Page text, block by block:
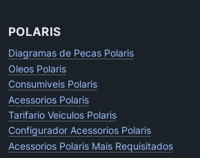
POLARIS
Diagramas de Pecas Polaris
Oleos Polaris
Consumiveis Polaris
Acessorios Polaris
Tarifario Veiculos Polaris
Configurador Acessorios Polaris
Acessorios Polaris Mais Requisitados